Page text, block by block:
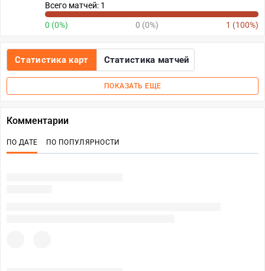
Всего матчей: 1
0 (0%) 0 (0%) 1 (100%)
Статистика карт Статистика матчей
ПОКАЗАТЬ ЕЩЕ
Комментарии
ПО ДАТЕ ПО ПОПУЛЯРНОСТИ